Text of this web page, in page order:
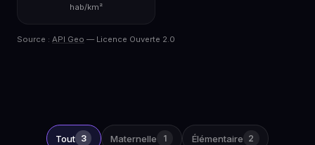
hab/km²
Source : API Geo — Licence Ouverte 2.0
Tout 3 Maternelle 1 Élémentaire 2